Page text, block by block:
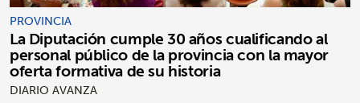
PROVINCIA
La Diputación cumple 30 años cualificando al
personal público de la provincia con la mayor
oferta formativa de su historia
DIARIO AVANZA